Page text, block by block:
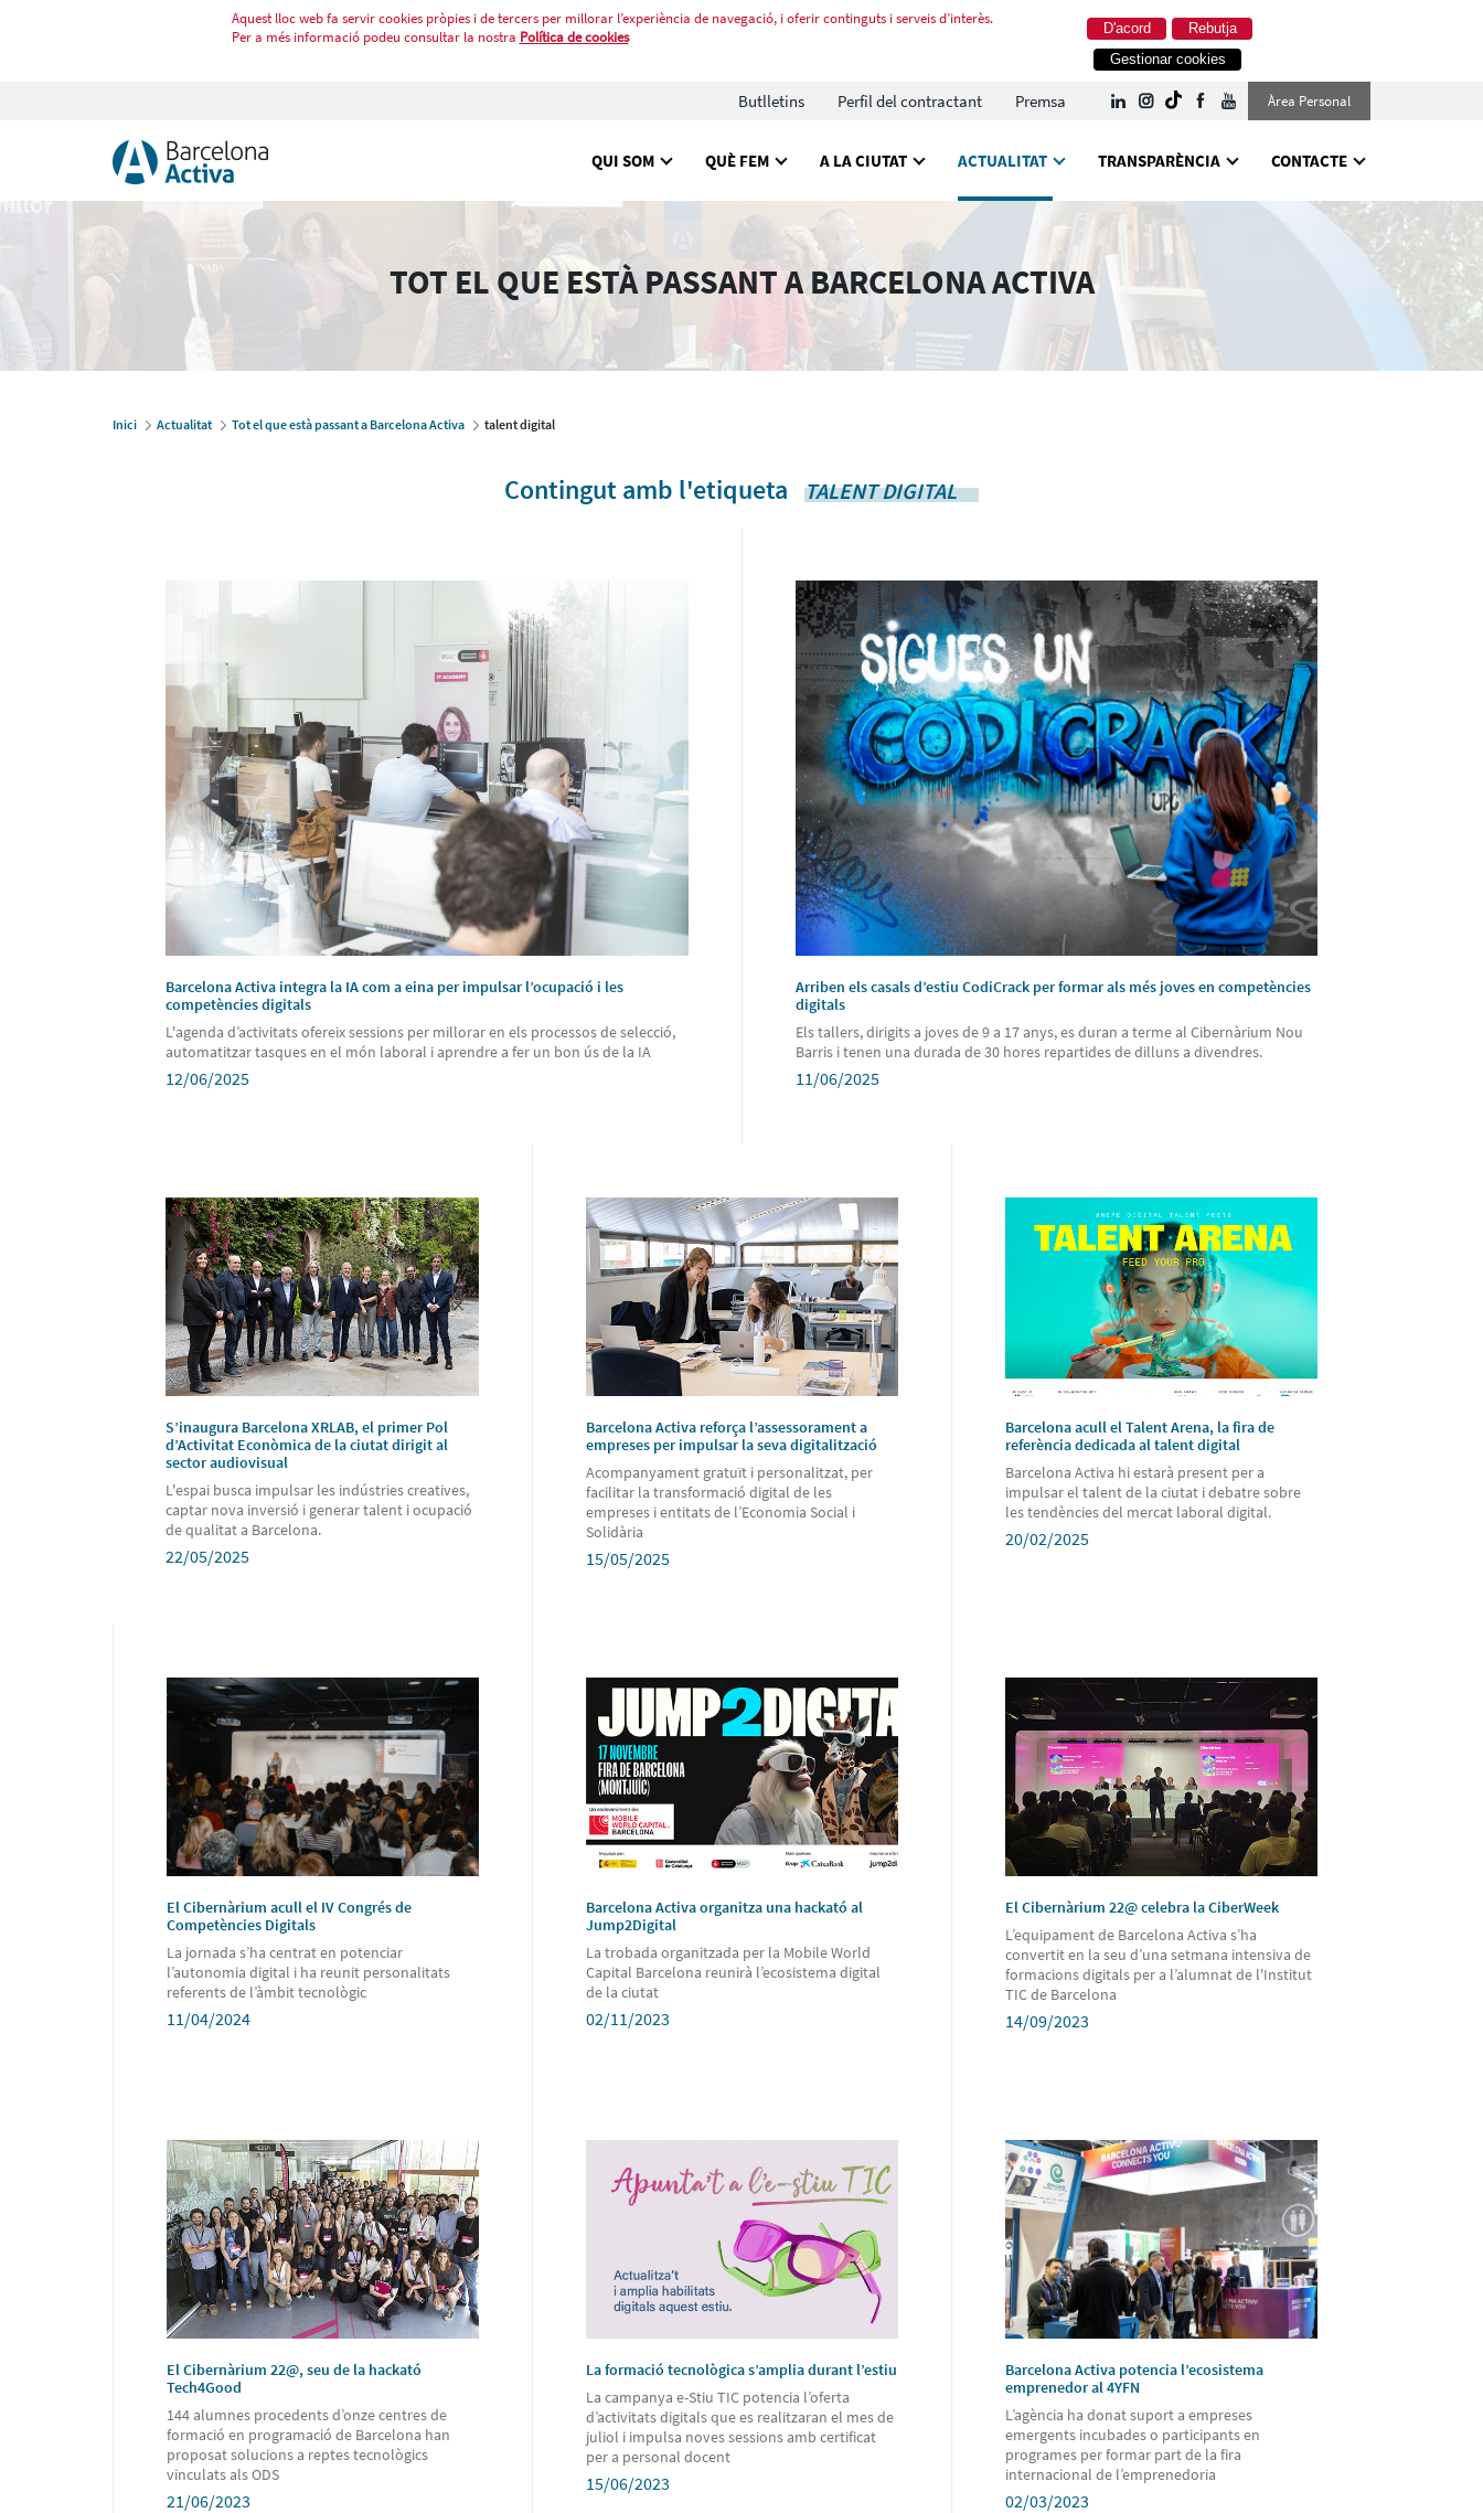
Aquest lloc web fa servir cookies pròpies i de tercers per millorar l’experiència de navegació, i oferir continguts i serveis d’interès.
Per a més informació podeu consultar la nostra Política de cookies Rebutja
D'acord
Gestionar cookies
Butlletins Perfil del contractant Premsa Àrea Personal
QUI SOM QUÈ FEM A LA CIUTAT ACTUALITAT TRANSPARÈNCIA CONTACTE
TOT EL QUE ESTÀ PASSANT A BARCELONA ACTIVA
Inici Actualitat Tot el que està passant a Barcelona Activa talent digital
Contingut amb l'etiqueta TALENT DIGITAL .
Barcelona Activa integra la IA com a eina per impulsar l’ocupació i les
competències digitals
L'agenda d’activitats ofereix sessions per millorar en els processos de selecció,
automatitzar tasques en el món laboral i aprendre a fer un bon ús de la IA
12/06/2025
Arriben els casals d’estiu CodiCrack per formar als més joves en competències
digitals
Els tallers, dirigits a joves de 9 a 17 anys, es duran a terme al Cibernàrium Nou
Barris i tenen una durada de 30 hores repartides de dilluns a divendres.
11/06/2025
S’inaugura Barcelona XRLAB, el primer Pol
d’Activitat Econòmica de la ciutat dirigit al
sector audiovisual
L'espai busca impulsar les indústries creatives,
captar nova inversió i generar talent i ocupació
de qualitat a Barcelona.
22/05/2025
Barcelona Activa reforça l’assessorament a
empreses per impulsar la seva digitalització
Acompanyament gratuït i personalitzat, per
facilitar la transformació digital de les
empreses i entitats de l’Economia Social i
Solidària
15/05/2025
Barcelona acull el Talent Arena, la fira de
referència dedicada al talent digital
Barcelona Activa hi estarà present per a
impulsar el talent de la ciutat i debatre sobre
les tendències del mercat laboral digital.
20/02/2025
El Cibernàrium acull el IV Congrés de
Competències Digitals
La jornada s’ha centrat en potenciar
l’autonomia digital i ha reunit personalitats
referents de l’àmbit tecnològic
11/04/2024
Barcelona Activa organitza una hackató al
Jump2Digital
La trobada organitzada per la Mobile World
Capital Barcelona reunirà l’ecosistema digital
de la ciutat
02/11/2023
El Cibernàrium 22@ celebra la CiberWeek
L’equipament de Barcelona Activa s’ha
convertit en la seu d’una setmana intensiva de
formacions digitals per a l’alumnat de l'Institut
TIC de Barcelona
14/09/2023
El Cibernàrium 22@, seu de la hackató
Tech4Good
144 alumnes procedents d’onze centres de
formació en programació de Barcelona han
proposat solucions a reptes tecnològics
vinculats als ODS
21/06/2023
La formació tecnològica s’amplia durant l’estiu
La campanya e-Stiu TIC potencia l’oferta
d’activitats digitals que es realitzaran el mes de
juliol i impulsa noves sessions amb certificat
per a personal docent
15/06/2023
Barcelona Activa potencia l’ecosistema
emprenedor al 4YFN
L’agència ha donat suport a empreses
emergents incubades o participants en
programes per formar part de la fira
internacional de l’emprenedoria
02/03/2023